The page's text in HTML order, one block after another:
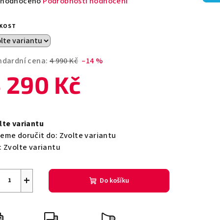
cena: 4 990 Kč –14 %
290 Kč
variantu
doručit do: Zvolte variantu
Zvolte variantu
+ Do košíku